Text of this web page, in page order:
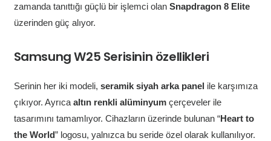
zamanda tanıttığı güçlü bir işlemci olan Snapdragon 8 Elite
üzerinden güç alıyor.
Samsung W25 Serisinin özellikleri
Serinin her iki modeli, seramik siyah arka panel ile karşımıza
çıkıyor. Ayrıca altın renkli alüminyumçerçeveler ile
tasarımını tamamlıyor. Cihazların üzerinde bulunan “Heart to
the World” logosu, yalnızca bu seride özel olarak kullanılıyor.